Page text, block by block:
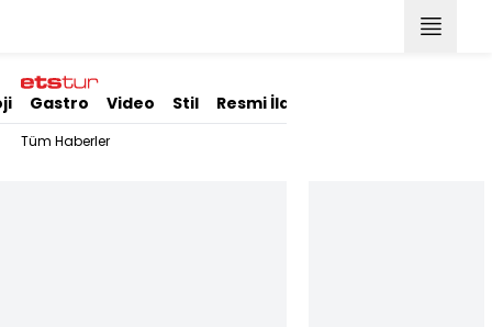
Gastro Video Stil Resmi İlanlar
Tüm Haberler